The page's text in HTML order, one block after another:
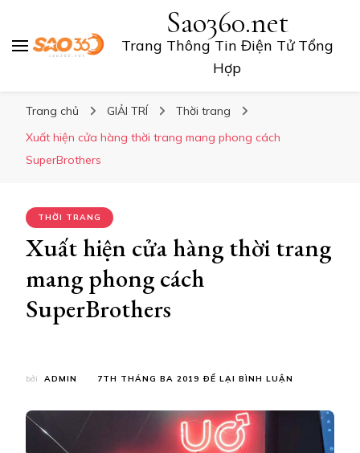
Sao360.net
Trang Thông Tin Điện Tử Tổng
Hợp
Trang chủ GIẢI TRÍ
Thời trang
Xuất hiện cửa hàng thời trang mang phong cách
SuperBrothers
THỜI TRANG
Xuất hiện cửa hàng thời trang
mang phong cách
SuperBrothers
bởi ADMIN 7TH THÁNG BA 2019 ĐỂ LẠI BÌNH LUẬN